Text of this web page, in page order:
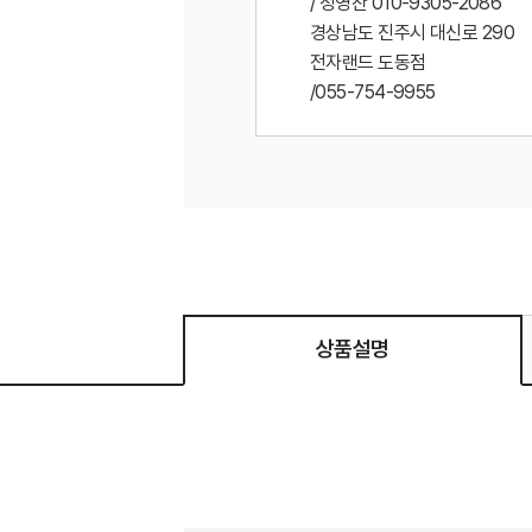
경상남도 진주시 대신로 290
전자랜드 도동점
/055-754-9955
상품설명